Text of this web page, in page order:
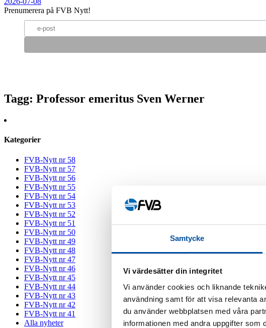
Samtycke
Vi värdesätter din integritet
Vi använder cookies och liknande
användning samt för att visa relevanta
du använder webbplatsen med våra
informationen med andra uppgifter som
Prenumerera på FVB Nytt!
Tagg: Professor emeritus Sven Werner
Kategorier
FVB-Nytt nr 58
FVB-Nytt nr 57
FVB-Nytt nr 56
FVB-Nytt nr 55
FVB-Nytt nr 54
FVB-Nytt nr 53
FVB-Nytt nr 52
FVB-Nytt nr 51
FVB-Nytt nr 50
FVB-Nytt nr 49
FVB-Nytt nr 48
FVB-Nytt nr 47
FVB-Nytt nr 46
FVB-Nytt nr 45
FVB-Nytt nr 44
FVB-Nytt nr 43
FVB-Nytt nr 42
FVB-Nytt nr 41
Alla nyheter